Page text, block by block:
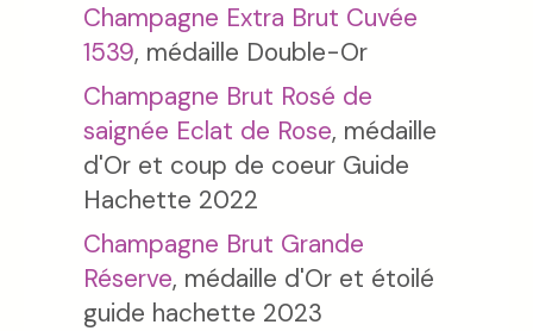
Champagne Extra Brut Cuvée
1539, médaille Double-Or
Champagne Brut Rosé de
saignée Eclat de Rose, médaille
d'Or et coup de coeur Guide
Hachette 2022
Champagne Brut Grande
Réserve, médaille d'Or et étoilé
guide hachette 2023